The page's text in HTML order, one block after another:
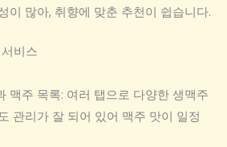
이 많아, 취향에 맞춘 추천이 쉽습니다.
비스
맥주 목록: 여러 탭으로 다양한 생맥주
관리가 잘 되어 있어 맥주 맛이 일정